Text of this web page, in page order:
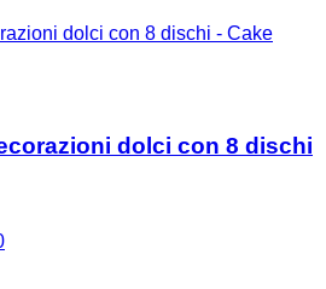
dolci con 8 dischi